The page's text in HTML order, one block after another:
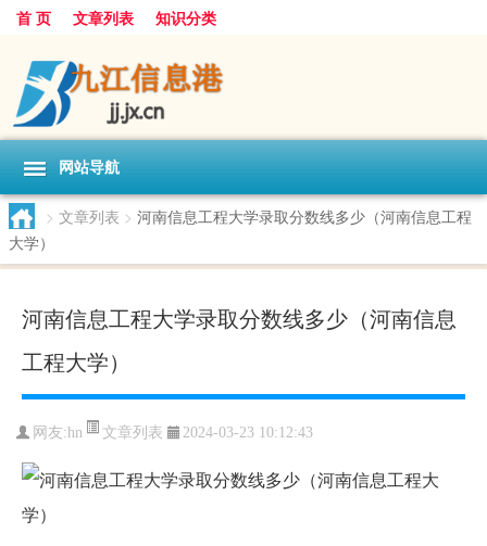
首 页 文章列表 知识分类
网站导航
> 文章列表 > 河南信息工程大学录取分数线多少（河南信息工程
大学）
河南信息工程大学录取分数线多少（河南信息
工程大学）
网友:hn 文章列表 2024-03-23 10:12:43